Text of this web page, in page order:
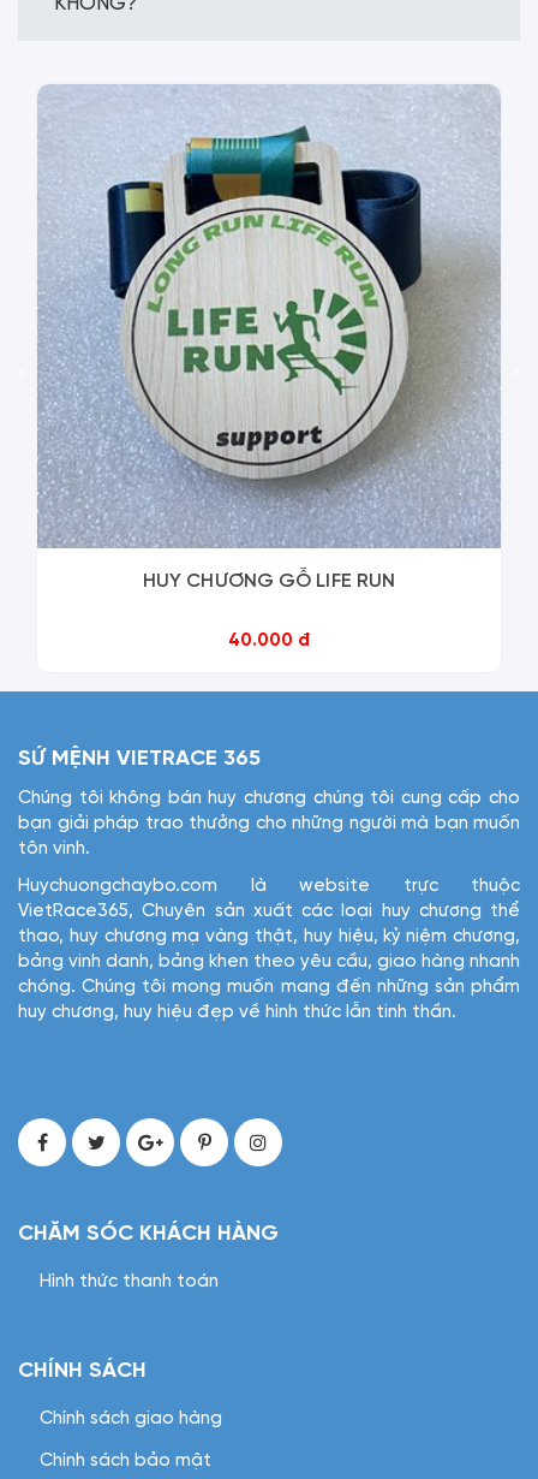
HUY CHƯƠNG GỖ LIFE RUN
40.000 đ
SỨ MỆNH VIETRACE 365
Chúng tôi không bán huy chương chúng tôi cung cấp cho
bạn giải pháp trao thưởng cho những người mà bạn muốn
tôn vinh.
Huychuongchaybo.com là website trực thuộc
VietRace365, Chuyên sản xuất các loại huy chương thể
thao, huy chương mạ vàng thật, huy hiệu, kỷ niệm chương,
bảng vinh danh, bảng khen theo yêu cầu, giao hàng nhanh
chóng. Chúng tôi mong muốn mang đến những sản phẩm
huy chương, huy hiệu đẹp về hình thức lẫn tinh thần.
CHĂM SÓC KHÁCH HÀNG
Hình thức thanh toán
CHÍNH SÁCH
Chính sách giao hàng
Chính sách bảo mật